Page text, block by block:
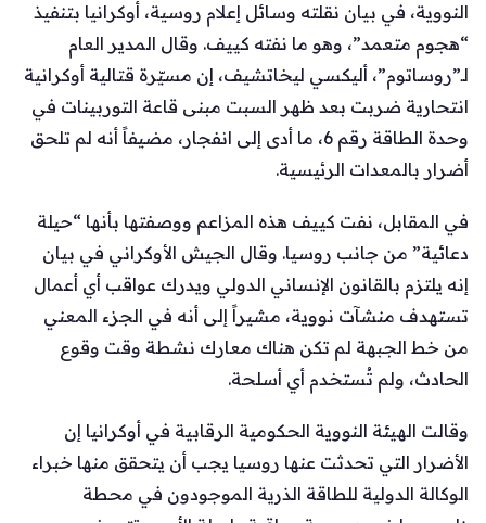
النووية، في بيان نقلته وسائل إعلام روسية، أوكرانيا بتنفيذ
“هجوم متعمد”، وهو ما نفته كييف. وقال المدير العام
لـ”روساتوم”، أليكسي ليخاتشيف، إن مسيّرة قتالية أوكرانية
انتحارية ضربت بعد ظهر السبت مبنى قاعة التوربينات في
وحدة الطاقة رقم 6، ما أدى إلى انفجار، مضيفاً أنه لم تلحق
أضرار بالمعدات الرئيسية.
في المقابل، نفت كييف هذه المزاعم ووصفتها بأنها “حيلة
دعائية” من جانب روسيا. وقال الجيش الأوكراني في بيان
إنه يلتزم بالقانون الإنساني الدولي ويدرك عواقب أي أعمال
تستهدف منشآت نووية، مشيراً إلى أنه في الجزء المعني
من خط الجبهة لم تكن هناك معارك نشطة وقت وقوع
الحادث، ولم تُستخدم أي أسلحة.
وقالت الهيئة النووية الحكومية الرقابية في أوكرانيا إن
الأضرار التي تحدثت عنها روسيا يجب أن يتحقق منها خبراء
الوكالة الدولية للطاقة الذرية الموجودون في محطة